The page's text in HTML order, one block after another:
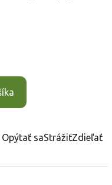
Opýtať saStrážiťZdieľať